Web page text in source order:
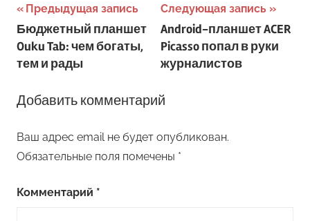
Навигация
по
записям
Предыдущая запись
Бюджетный планшет
Ouku Tab: чем богаты,
тем и рады
Следующая запись
Android-планшет ACER
Picasso попал в руки
журналистов
Добавить комментарий
Ваш адрес email не будет опубликован.
Обязательные поля помечены *
Комментарий *